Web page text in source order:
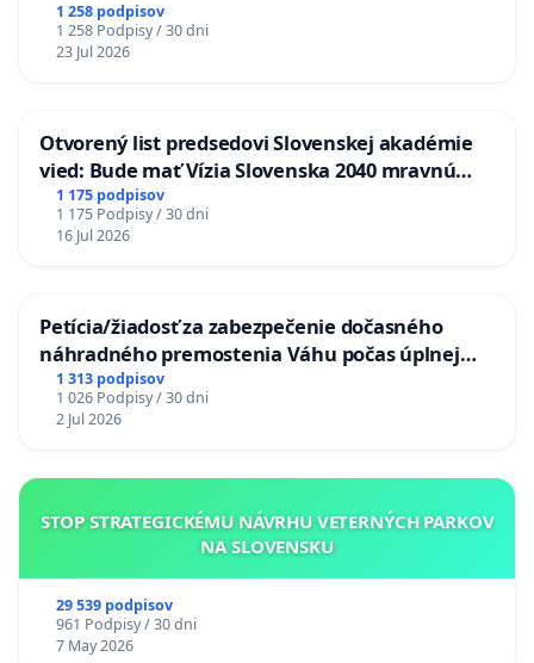
1 258 podpisov
1 258 Podpisy / 30 dni
23 Jul 2026
Otvorený list predsedovi Slovenskej akadémie
vied: Bude mať Vízia Slovenska 2040 mravnú
chrbticu?
1 175 podpisov
1 175 Podpisy / 30 dni
16 Jul 2026
Petícia/žiadosť za zabezpečenie dočasného
náhradného premostenia Váhu počas úplnej
uzávery Vážskeho mosta v Komárne
1 313 podpisov
1 026 Podpisy / 30 dni
2 Jul 2026
STOP STRATEGICKÉMU NÁVRHU VETERNÝCH PARKOV
NA SLOVENSKU
29 539 podpisov
961 Podpisy / 30 dni
7 May 2026